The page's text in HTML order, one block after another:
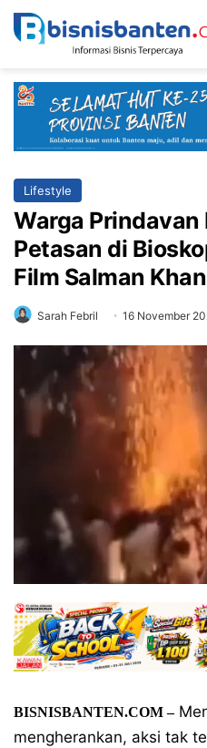
Lifestyle
Warga Prindavan
Petasan di
Film Salman Khan
Sarah Febril 16 November
BISNISBANTEN.COM –
mengherankan, aksi tak